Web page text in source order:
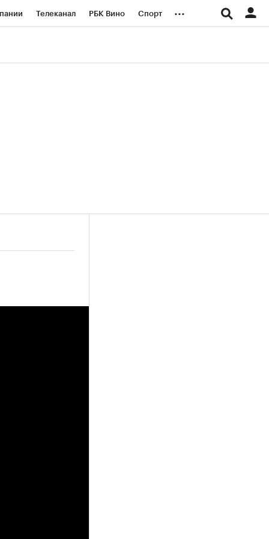
Телеканал РБК Вино Спорт ...